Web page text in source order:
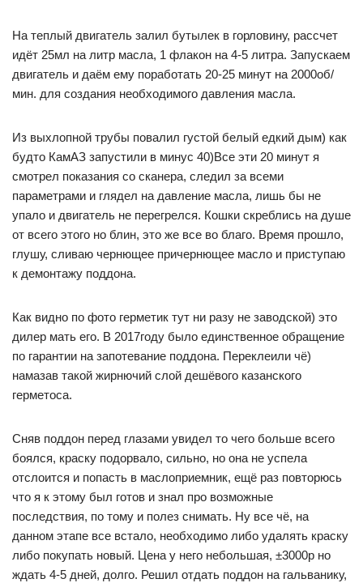
На теплый двигатель залил бутылек в горловину, рассчет
идёт 25мл на литр масла, 1 флакон на 4-5 литра. Запускаем
двигатель и даём ему поработать 20-25 минут на 2000об/
мин. для создания необходимого давления масла.
Из выхлопной трубы повалил густой белый едкий дым) как
будто КамАЗ запустили в минус 40)Все эти 20 минут я
смотрел показания со сканера, следил за всеми
параметрами и глядел на давление масла, лишь бы не
упало и двигатель не перегрелся. Кошки скреблись на душе
от всего этого но блин, это же все во благо. Время прошло,
глушу, сливаю чернющее причернющее масло и приступаю
к демонтажу поддона.
Как видно по фото герметик тут ни разу не заводской) это
дилер мать его. В 2017году было единственное обращение
по гарантии на запотевание поддона. Переклеили чё)
намазав такой жирнючий слой дешёвого казанского
герметоса.
Сняв поддон перед глазами увидел то чего больше всего
боялся, краску подорвало, сильно, но она не успела
отслоится и попасть в маслоприемник, ещё раз повторюсь
что я к этому был готов и знал про возможные
последствия, по тому и полез снимать. Ну все чё, на
данном этапе все встало, необходимо либо удалять краску
либо покупать новый. Цена у него небольшая, ±3000р но
ждать 4-5 дней, долго. Решил отдать поддон на гальванику,